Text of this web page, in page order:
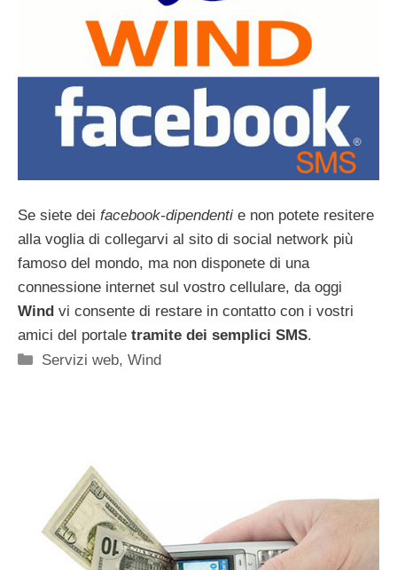
Se siete dei facebook-dipendenti e non potete resitere
alla voglia di collegarvi al sito di social network più
famoso del mondo, ma non disponete di una
connessione internet sul vostro cellulare, da oggi
Wind vi consente di restare in contatto con i vostri
amici del portale tramite dei semplici SMS.
Categorie
Servizi web,Wind